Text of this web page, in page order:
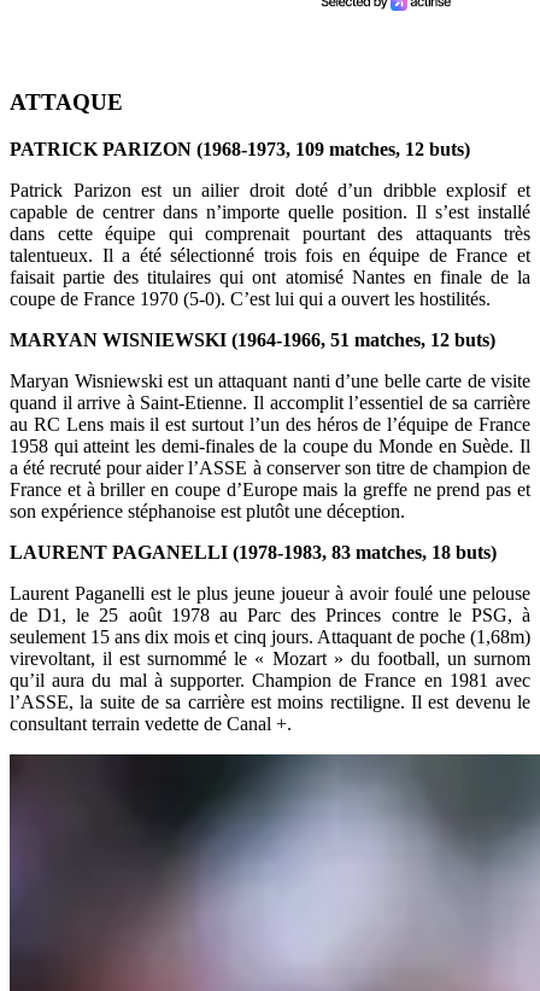
ATTAQUE
PATRICK PARIZON (1968-1973, 109 matches, 12 buts)
Patrick Parizon est un ailier droit doté d’un dribble explosif et
capable de centrer dans n’importe quelle position. Il s’est installé
dans cette équipe qui comprenait pourtant des attaquants très
talentueux. Il a été sélectionné trois fois en équipe de France et
faisait partie des titulaires qui ont atomisé Nantes en finale de la
coupe de France 1970 (5-0). C’est lui qui a ouvert les hostilités.
MARYAN WISNIEWSKI (1964-1966, 51 matches, 12 buts)
Maryan Wisniewski est un attaquant nanti d’une belle carte de visite
quand il arrive à Saint-Etienne. Il accomplit l’essentiel de sa carrière
au RC Lens mais il est surtout l’un des héros de l’équipe de France
1958 qui atteint les demi-finales de la coupe du Monde en Suède. Il
a été recruté pour aider l’ASSE à conserver son titre de champion de
France et à briller en coupe d’Europe mais la greffe ne prend pas et
son expérience stéphanoise est plutôt une déception.
LAURENT PAGANELLI (1978-1983, 83 matches, 18 buts)
Laurent Paganelli est le plus jeune joueur à avoir foulé une pelouse
de D1, le 25 août 1978 au Parc des Princes contre le PSG, à
seulement 15 ans dix mois et cinq jours. Attaquant de poche (1,68m)
virevoltant, il est surnommé le « Mozart » du football, un surnom
qu’il aura du mal à supporter. Champion de France en 1981 avec
l’ASSE, la suite de sa carrière est moins rectiligne. Il est devenu le
consultant terrain vedette de Canal +.